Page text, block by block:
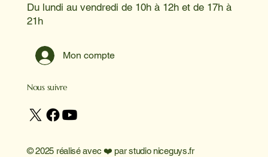
Du lundi au vendredi de 10h à 12h et de 17h à
21h
Mon compte
Nous suivre
© 2025 réalisé avec ❤️ parstudio niceguys.fr